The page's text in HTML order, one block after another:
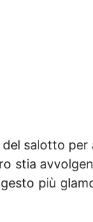
del salotto per
stia
più